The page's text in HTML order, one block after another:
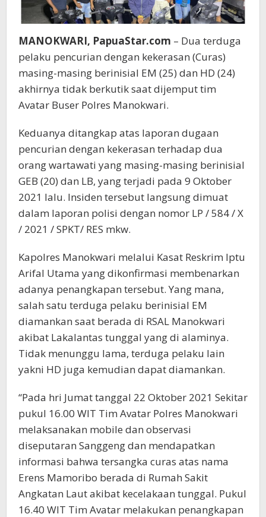
MANOKWARI, PapuaStar.com – Dua terduga
pelaku pencurian dengan kekerasan (Curas)
masing-masing berinisial EM (25) dan HD (24)
akhirnya tidak berkutik saat dijemput tim
Avatar Buser Polres Manokwari.
Keduanya ditangkap atas laporan dugaan
pencurian dengan kekerasan terhadap dua
orang wartawati yang masing-masing berinisial
GEB (20) dan LB, yang terjadi pada 9 Oktober
2021 lalu. Insiden tersebut langsung dimuat
dalam laporan polisi dengan nomor LP / 584 / X
/ 2021 / SPKT/ RES mkw.
Kapolres Manokwari melalui Kasat Reskrim Iptu
Arifal Utama yang dikonfirmasi membenarkan
adanya penangkapan tersebut. Yang mana,
salah satu terduga pelaku berinisial EM
diamankan saat berada di RSAL Manokwari
akibat Lakalantas tunggal yang di alaminya.
Tidak menunggu lama, terduga pelaku lain
yakni HD juga kemudian dapat diamankan.
“Pada hri Jumat tanggal 22 Oktober 2021 Sekitar
pukul 16.00 WIT Tim Avatar Polres Manokwari
melaksanakan mobile dan observasi
diseputaran Sanggeng dan mendapatkan
informasi bahwa tersangka curas atas nama
Erens Mamoribo berada di Rumah Sakit
Angkatan Laut akibat kecelakaan tunggal. Pukul
16.40 WIT Tim Avatar melakukan penangkapan